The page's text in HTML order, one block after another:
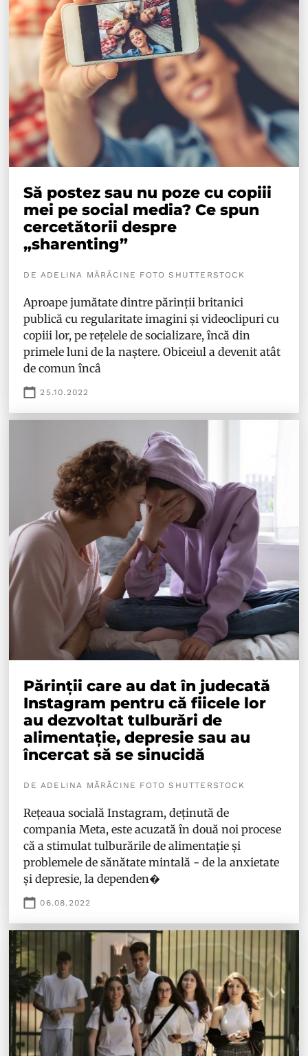
Să postez sau nu poze cu copiii
mei pe social media? Ce spun
cercetătorii despre
„sharenting”
DE ADELINA MĂRĂCINE FOTO SHUTTERSTOCK
Aproape jumătate dintre părinții britanici
publică cu regularitate imagini și videoclipuri cu
copiii lor, pe rețelele de socializare, încă din
primele luni de la naștere. Obiceiul a devenit atât
de comun încâ
25.10.2022
Părinții care au dat în judecată
Instagram pentru că fiicele lor
au dezvoltat tulburări de
alimentație, depresie sau au
încercat să se sinucidă
DE ADELINA MĂRĂCINE FOTO SHUTTERSTOCK
Rețeaua socială Instagram, deținută de
compania Meta, este acuzată în două noi procese
că a stimulat tulburările de alimentație și
problemele de sănătate mintală - de la anxietate
și depresie, la dependen�
06.08.2022